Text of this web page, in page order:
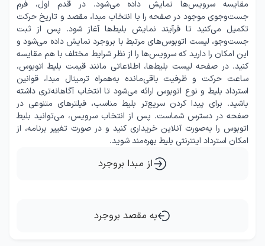
مقایسه سرویس‌ها نمایش داده می‌شود. در قدم اول، فرم
جست‌وجوی موجود در صفحه را با انتخاب مبدا، مقصد و تاریخ حرکت
تکمیل می‌کنید تا فرآیند نمایش بلیط‌ها آغاز شود. پس از ثبت
جست‌وجو، لیست اتوبوس‌های مرتبط با بروجرد نمایش داده می‌شود و
این امکان را دارید که سرویس‌ها را از نظر شرایط مختلف با هم مقایسه
کنید. در صفحه لیست بلیط‌ها، اطلاعاتی مانند قیمت بلیط اتوبوس،
ساعت حرکت و ظرفیت باقی‌مانده به‌همراه ترمینال مبدا، قوانین
استرداد بلیط و نوع اتوبوس ارائه می‌شود تا انتخاب آگاهانه‌تری داشته
باشید. برای پیدا کردن سریع‌تر بلیط مناسب، فیلترهای متنوعی در
صفحه در دسترس شماست. پس از انتخاب سرویس، می‌توانید بلیط
اتوبوس را به‌صورت آنلاین خریداری کنید و در صورت تغییر برنامه، از
امکان استرداد اینترنتی بلیط بهره‌مند شوید.
از مبدا بروجرد
به مقصد بروجرد